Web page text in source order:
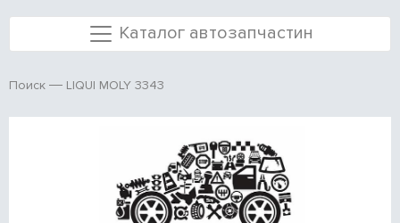
Каталог автозапчастин
Поиск LIQUI MOLY 3343